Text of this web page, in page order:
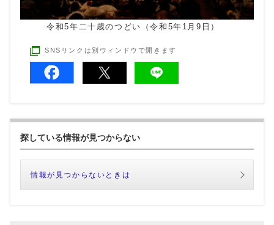
令和5年二十歳のつどい（令和5年1月9日）
SNSリンクは別ウィンドウで開きます
探している情報が見つからない
情報が見つからないときは